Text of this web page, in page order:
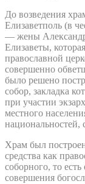
До возведения
Елизаветполь (в
— жены
Елизаветы,
православной
совершенно
было решено
собор, закладка
при участии
местного
национальностей,
Храм был
средства как
соборного, то
совершения